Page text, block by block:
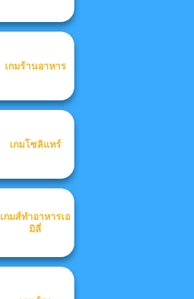
เกมร้านอาหาร
เกมโซลิแทร์
เกมส์ทำอาหารเอ
มิลี่